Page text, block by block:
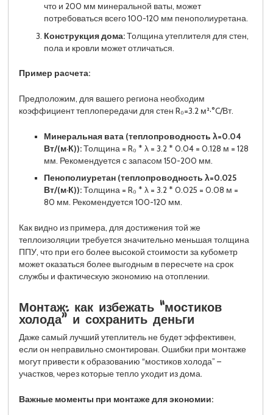
что и 200 мм минеральной ваты, может
потребоваться всего 100-120 мм пенополиуретана.
Конструкция дома:Толщина утеплителя для стен,
пола и кровли может отличаться.
Пример расчета:
Предположим, для вашего региона необходим
коэффициент теплопередачи для стен R₀=3.2 м²·°C/Вт.
Минеральная вата (теплопроводность λ=0.04
Вт/(м·К)):Толщина = R₀ * λ = 3.2 * 0.04 = 0.128 м = 128
мм. Рекомендуется с запасом 150-200 мм.
Пенополиуретан (теплопроводность λ=0.025
Вт/(м·К)):Толщина = R₀ * λ = 3.2 * 0.025 = 0.08 м =
80 мм. Рекомендуется 100-120 мм.
Как видно из примера, для достижения той же
теплоизоляции требуется значительно меньшая толщина
ППУ, что при его более высокой стоимости за кубометр
может оказаться более выгодным в пересчете на срок
службы и фактическую экономию на отоплении.
Монтаж: как избежать “мостиков
холода” и сохранить деньги
Даже самый лучший утеплитель не будет эффективен,
если он неправильно смонтирован. Ошибки при монтаже
могут привести к образованию “мостиков холода” –
участков, через которые тепло уходит из дома.
Важные моменты при монтаже для экономии: